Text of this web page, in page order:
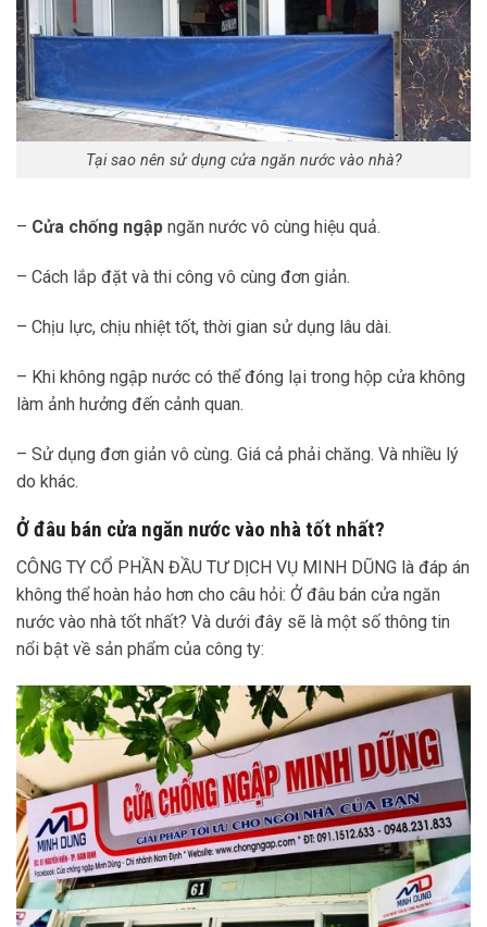
Tại sao nên sử dụng cửa ngăn nước vào nhà?
– Cửa chống ngập ngăn nước vô cùng hiệu quả.
– Cách lắp đặt và thi công vô cùng đơn giản.
– Chịu lực, chịu nhiệt tốt, thời gian sử dụng lâu dài.
– Khi không ngập nước có thể đóng lại trong hộp cửa không
làm ảnh hưởng đến cảnh quan.
– Sử dụng đơn giản vô cùng. Giá cả phải chăng. Và nhiều lý
do khác.
Ở đâu bán cửa ngăn nước vào nhà tốt nhất?
CÔNG TY CỔ PHẦN ĐẦU TƯ DỊCH VỤ MINH DŨNG là đáp án
không thể hoàn hảo hơn cho câu hỏi: Ở đâu bán cửa ngăn
nước vào nhà tốt nhất? Và dưới đây sẽ là một số thông tin
nổi bật về sản phẩm của công ty: